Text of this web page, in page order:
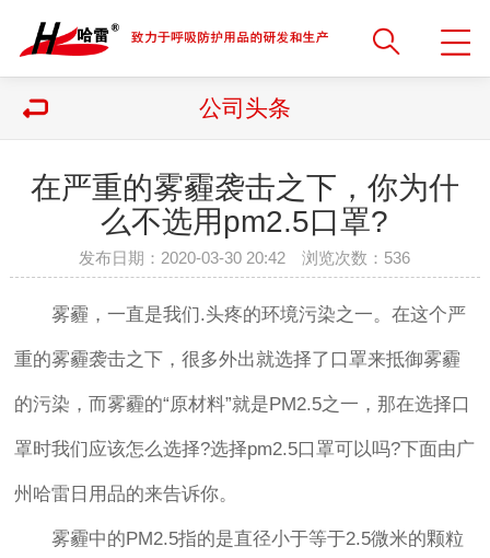
公司头条
在严重的雾霾袭击之下，你为什
么不选用pm2.5口罩?
发布日期：2020-03-30 20:42 浏览次数： 536
雾霾，一直是我们.头疼的环境污染之一。在这个严
重的雾霾袭击之下，很多外出就选择了口罩来抵御雾霾
的污染，而雾霾的“原材料”就是PM2.5之一，那在选择口
罩时我们应该怎么选择?选择pm2.5口罩可以吗?下面由广
州哈雷日用品的来告诉你。
雾霾中的PM2.5指的是直径小于等于2.5微米的颗粒